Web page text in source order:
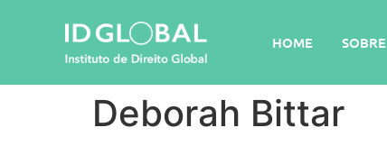
HOME SOBRE
Deborah Bittar